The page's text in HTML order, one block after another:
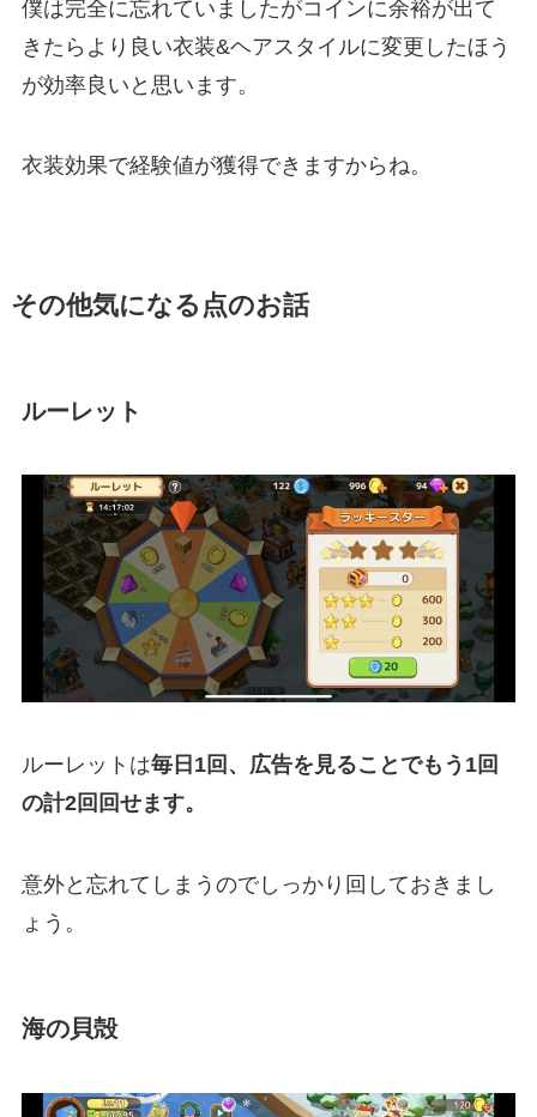
僕は完全に忘れていましたがコインに余裕が出て
きたらより良い衣装&ヘアスタイルに変更したほう
が効率良いと思います。
衣装効果で経験値が獲得できますからね。
その他気になる点のお話
ルーレット
ルーレットは毎日1回、広告を見ることでもう1回
の計2回回せます。
意外と忘れてしまうのでしっかり回しておきまし
ょう。
海の貝殻